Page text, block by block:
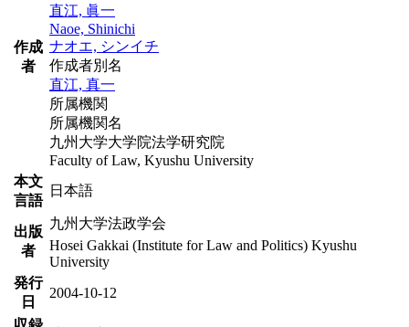
作成
者
直江, 眞一
Naoe, Shinichi
ナオエ, シンイチ
作成者別名
直江, 真一
所属機関
所属機関名
九州大学大学院法学研究院
Faculty of Law, Kyushu University
本文
言語
日本語
出版
者
九州大学法政学会
Hosei Gakkai (Institute for Law and Politics) Kyushu
University
発行
日
2004-10-12